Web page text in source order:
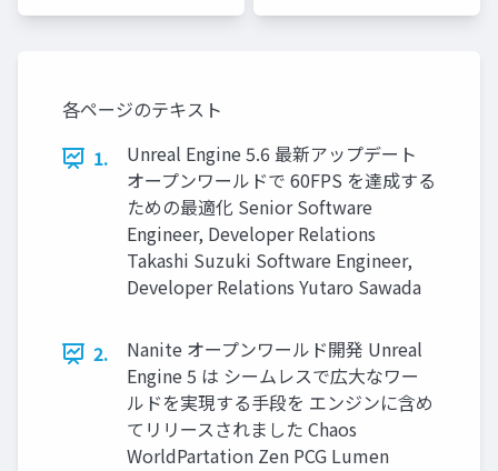
各ページのテキスト
1.
Unreal Engine 5.6 最新アップデート
オープンワールドで 60FPS を達成する
ための最適化 Senior Software
Engineer, Developer Relations
Takashi Suzuki Software Engineer,
Developer Relations Yutaro Sawada
2.
Nanite オープンワールド開発 Unreal
Engine 5 は シームレスで広大なワー
ルドを実現する手段を エンジンに含め
てリリースされました Chaos
WorldPartation Zen PCG Lumen